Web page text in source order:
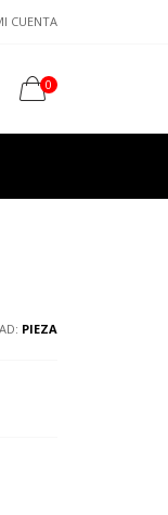
CUENTA
0
PIEZA